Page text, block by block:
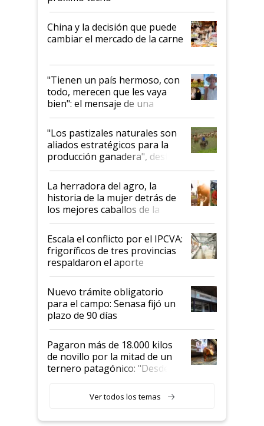
China y la decisión que puede
cambiar el mercado de la carne
"Tienen un país hermoso, con
todo, merecen que les vaya
bien": el mensaje de una
ganadera uruguaya sobre las
oportunidades que se abren
para el agro en Argentina, con
foco en la carne
"Los pastizales naturales son
aliados estratégicos para la
producción ganadera", destaca
la iniciativa que ya reúne a 46
establecimientos en Argentina
La herradora del agro, la
historia de la mujer detrás de
los mejores caballos de la
Argentina y los mitos que
todavía hacen sufrir a estos
animales: "Mientras me
descalificaban, yo seguí
haciendo currículum"
Escala el conflicto por el IPCVA:
frigoríficos de tres provincias
respaldaron el aporte
obligatorio
Nuevo trámite obligatorio
para el campo: Senasa fijó un
plazo de 90 días
Pagaron más de 18.000 kilos
de novillo por la mitad de un
ternero patagónico: "Desde
llamar la atención"
Ver todos los temas